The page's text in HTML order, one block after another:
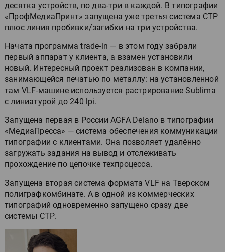
десятка устройств, по два-три в каждой. В типографии
«ПрофМедиаПринт» запущена уже третья система СТР
плюс линия пробивки/загибки на три устройства.
Начата программа trade-in — в этом году забрали
первый аппарат у клиента, а взамен установили
новый. Интересный проект реализован в компании,
занимающейся печатью по металлу: на установленной
там VLF-машине используется растрирование Sublima
с линиатурой до 240 lpi.
Запущена первая в России AGFA Delano в типографии
«МедиаПресса» — система обеспечения коммуникации
типографии с клиентами. Она позволяет удалённо
загружать задания на вывод и отслеживать
прохождение по цепочке техпроцесса.
Запущена вторая система формата VLF на Тверском
полиграфкомбинате. А в одной из коммерческих
типографий одновременно запущено сразу две
системы СТР.